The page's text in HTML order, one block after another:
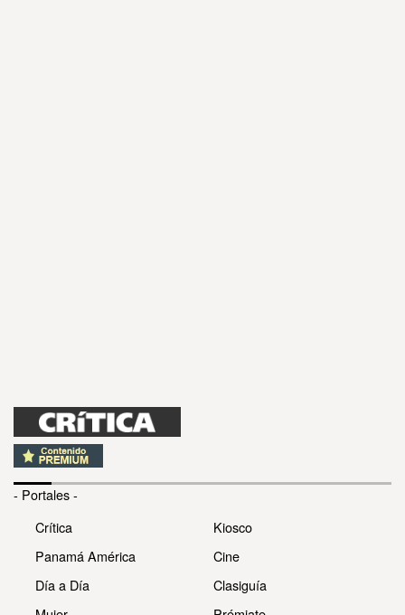
- Portales -
Crítica
Panamá América
Día a Día
Kiosco
Cine
Clasiguía